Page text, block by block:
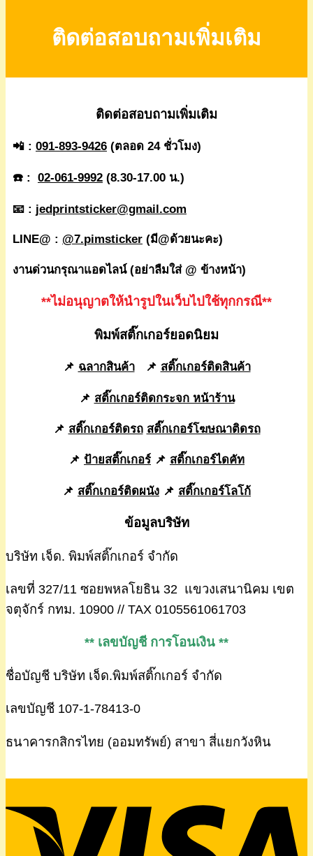
ติดต่อสอบถามเพิ่มเติม
ติดต่อสอบถามเพิ่มเติม
📲 : 091-893-9426 (ตลอด 24 ชั่วโมง)
☎️ : 02-061-9992 (8.30-17.00 น.)
📧 : jedprintsticker@gmail.com
LINE@ : @7.pimsticker (มี@ด้วยนะคะ)
งานด่วนกรุณาแอดไลน์ (อย่าลืมใส่ @ ข้างหน้า)
**ไม่อนุญาตให้นำรูปในเว็บไปใช้ทุกกรณี**
พิมพ์สติ๊กเกอร์ยอดนิยม
📌 ฉลากสินค้า📌 สติ๊กเกอร์ติดสินค้า
📌 สติ๊กเกอร์ติดกระจก หน้าร้าน
📌 สติ๊กเกอร์ติดรถ สติ๊กเกอร์โฆษณาติดรถ
📌 ป้ายสติ๊กเกอร์ 📌 สติ๊กเกอร์ไดคัท
📌 สติ๊กเกอร์ติดผนัง 📌 สติ๊กเกอร์โลโก้
ข้อมูลบริษัท
บริษัท เจ็ด. พิมพ์สติ๊กเกอร์ จำกัด
เลขที่ 327/11 ซอยพหลโยธิน 32 แขวงเสนานิคม เขต
จตุจักร์ กทม. 10900 // TAX 0105561061703
** เลขบัญชี การโอนเงิน **
ชื่อบัญชี บริษัท เจ็ด.พิมพ์สติ๊กเกอร์ จำกัด
เลขบัญชี 107-1-78413-0
ธนาคารกสิกรไทย (ออมทรัพย์) สาขา สี่แยกวังหิน